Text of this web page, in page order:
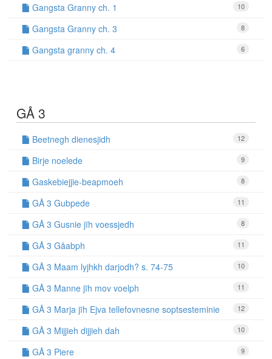
10
Gangsta Granny ch. 1
8
Gangsta Granny ch. 3
6
Gangsta granny ch. 4
GÅ 3
12
Beetnegh dienesjidh
9
Birje noelede
8
Gaskebiejjie-beapmoeh
11
GÅ 3 Gubpede
8
GÅ 3 Gusnie jïh voessjedh
11
GÅ 3 Gåabph
10
GÅ 3 Maam lyjhkh darjodh? s. 74-75
11
GÅ 3 Manne jïh mov voelph
12
GÅ 3 Marja jïh Ejva tellefovnesne soptsesteminie
10
GÅ 3 Mijjieh dijjieh dah
9
GÅ 3 Piere